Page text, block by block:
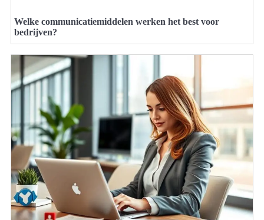
Welke communicatiemiddelen werken het best voor
bedrijven?